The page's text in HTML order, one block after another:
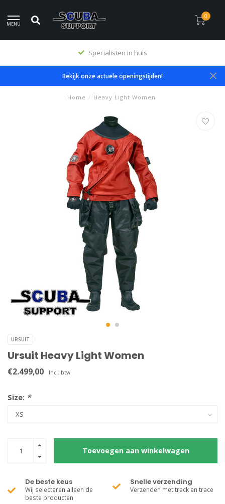
MENU
0
Specialisten in huis
Bekijk onze actuele openingstijden!
Home / Heavy Light Women
URSUIT
Ursuit Heavy Light Women
€2.499,00 Incl. btw
Size: *
Toevoegen aan winkelwagen
De beste keus
Wij selecteren alleen de
beste producten
Snelle verzending
Verzenden met track en trace